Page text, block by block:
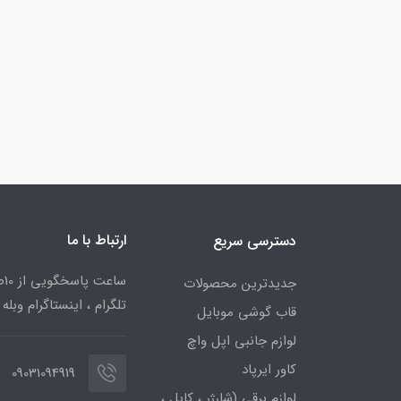
دسترسی سریع
جدیدترین محصولات
قاب گوشی موبایل
لوازم جانبی اپل واچ
کاور ایرپاد
ارتباط با ما
تلگرام ، اینستاگرام وبله
09031094919